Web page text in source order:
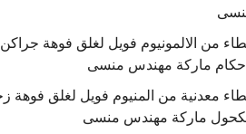
من الالمونيوم فويل لغلق فوهة
ماركة مهندس منسى
معدنية من المنيوم فويل لغلق فوهة
ماركة مهندس منسى